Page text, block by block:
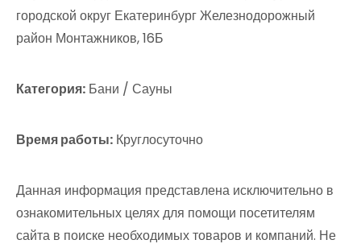
городской округ Екатеринбург Железнодорожный
район Монтажников, 16Б
Категория: Бани / Сауны
Время работы: Круглосуточно
Данная информация представлена исключительно в
ознакомительных целях для помощи посетителям
сайта в поиске необходимых товаров и компаний. Не